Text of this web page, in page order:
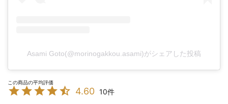
Asami Goto(@morinogakkou.asami)がシェアした投稿
4.60 10